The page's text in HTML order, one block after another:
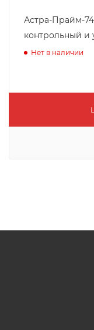
Астра-Прайм-
контрольный
Нет в наличии